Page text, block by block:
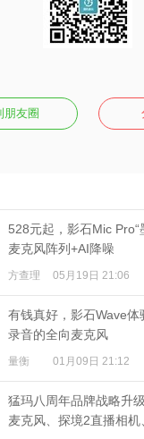
朋友圈
528元起，影石Mic
麦克风阵列+AI降噪
方查理 05月19日 21:06
有钱真好，影石Wave
录音的全向麦克风
量衡 01月09日 21:12
猛玛八周年品牌战略升
麦克风、探境2直播相